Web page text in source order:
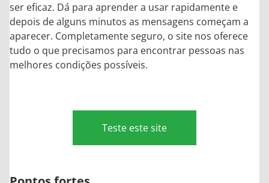
ser eficaz. Dá para aprender a usar rapidamente e
depois de alguns minutos as mensagens começam a
aparecer. Completamente seguro, o site nos oferece
tudo o que precisamos para encontrar pessoas nas
melhores condições possíveis.
Teste este site